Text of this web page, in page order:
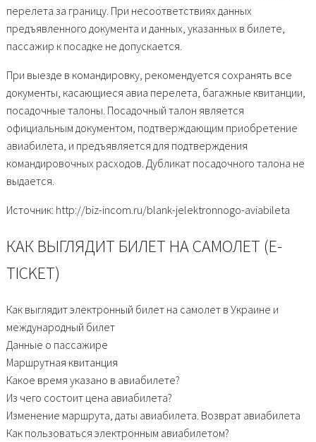
перелета за границу. При несоответствиях данных
предъявленного документа и данных, указанных в билете,
пассажир к посадке не допускается.
При выезде в командировку, рекомендуется сохранять все
документы, касающиеся авиа перелета, багажные квитанции,
посадочные талоны. Посадочный талон является
официальным документом, подтверждающим приобретение
авиабилета, и предъявляется для подтверждения
командировочных расходов. Дубликат посадочного талона не
выдается.
Источник: http://biz-incom.ru/blank-jelektronnogo-aviabileta
КАК ВЫГЛЯДИТ БИЛЕТ НА САМОЛЕТ (E-
TICKET)
Как выглядит электронный билет на самолет в Украине и
международный билет
Данные о пассажире
Маршрутная квитанция
Какое время указано в авиабилете?
Из чего состоит цена авиабилета?
Изменение маршрута, даты авиабилета. Возврат авиабилета
Как пользоваться электронным авиабилетом?